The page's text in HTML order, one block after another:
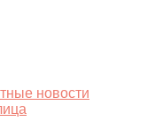
новости